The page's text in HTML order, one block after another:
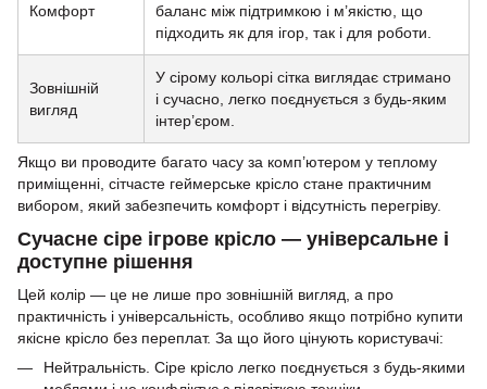
Комфорт
баланс між підтримкою і м’якістю, що
підходить як для ігор, так і для роботи.
Зовнішній
вигляд
У сірому кольорі сітка виглядає стримано
і сучасно, легко поєднується з будь-яким
інтер’єром.
Якщо ви проводите багато часу за комп’ютером у теплому
приміщенні, сітчасте геймерське крісло стане практичним
вибором, який забезпечить комфорт і відсутність перегріву.
Сучасне сіре ігрове крісло — універсальне і
доступне рішення
Цей колір — це не лише про зовнішній вигляд, а про
практичність і універсальність, особливо якщо потрібно купити
якісне крісло без переплат. За що його цінують користувачі:
Нейтральність. Сіре крісло легко поєднується з будь-якими